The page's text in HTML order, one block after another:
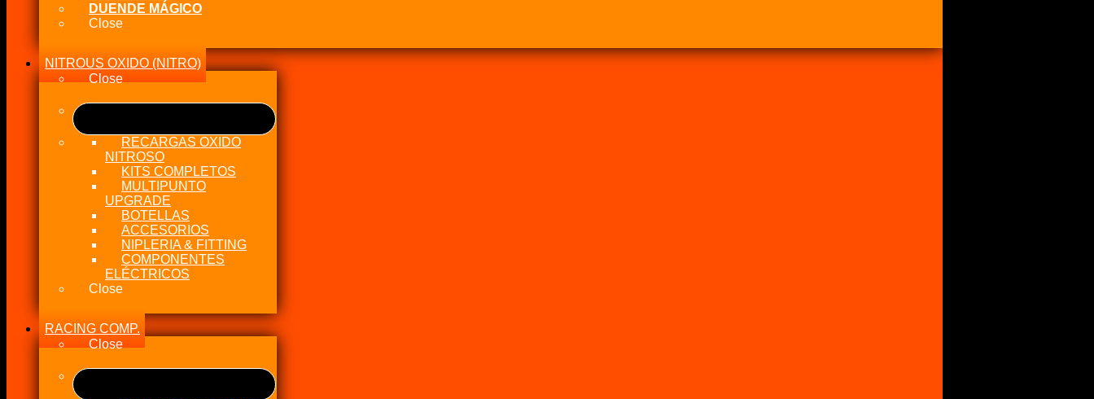
DUENDE MÁGICO
Close
NITROUS OXIDO (NITRO)
Close
RECARGAS OXIDO
NITROSO
KITS COMPLETOS
MULTIPUNTO
UPGRADE
BOTELLAS
ACCESORIOS
NIPLERIA & FITTING
COMPONENTES
ELÉCTRICOS
Close
RACING COMP.
Close